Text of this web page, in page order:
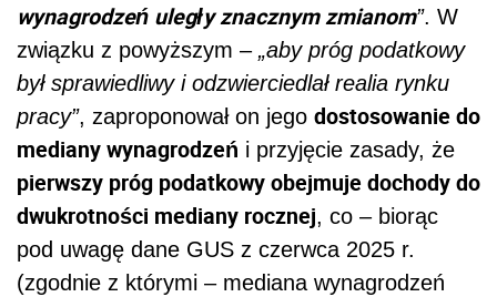
wynagrodzeń uległy znacznym zmianom”. W
związku z powyższym – „aby próg podatkowy
był sprawiedliwy i odzwierciedlał realia rynku
pracy”, zaproponował on jego dostosowanie do
mediany wynagrodzeń i przyjęcie zasady, że
pierwszy próg podatkowy obejmuje dochody do
dwukrotności mediany rocznej, co – biorąc
pod uwagę dane GUS z czerwca 2025 r.
(zgodnie z którymi – mediana wynagrodzeń